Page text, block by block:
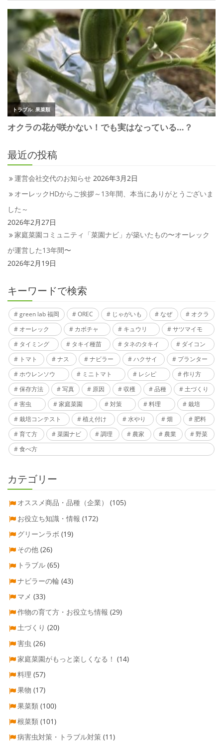
最近の投稿
運営会社交代のお知らせ 2026年3月2日
オーレックHDからご挨拶～13年間、本当にありがとうございま
した～
2026年2月27日
家庭菜園コミュニティ「菜園ナビ」が築いたもの〜オーレック
が運営した13年間〜
2026年2月19日
キーワードで検索
green lab 福岡 OREC じゃがいも なぜ
オクラ
オーレック
カボチャ キュウリ
サツマイモ
タイミング
タキイ種苗 タネのタキイ
ダイコン
トマト
ナス ナビラー ハクサイ
プランター
ホウレンソウ
ミニトマト レシピ
作り方
保存方法
写真 原因 収穫 品種
土づくり
害虫
家庭菜園 対策 料理
栽培
栽培コンテスト
植え付け 水やり 畑
肥料
育て方
菜園ナビ 調理 農家 農業
野菜
食べ方
カテゴリー
オススメ商品・品種（企業）
(105)
お役立ち知識・情報 (172)
グリーンラボ (19)
その他 (26)
トラブル (65)
ナビラーの輪 (43)
マメ (33)
作物の育て方・お役立ち情報 (29)
土づくり (20)
害虫 (26)
家庭菜園がもっと楽しくなる！ (14)
料理 (57)
果物 (17)
果菜類 (100)
根菜類 (101)
病害虫対策・トラブル対策 (11)